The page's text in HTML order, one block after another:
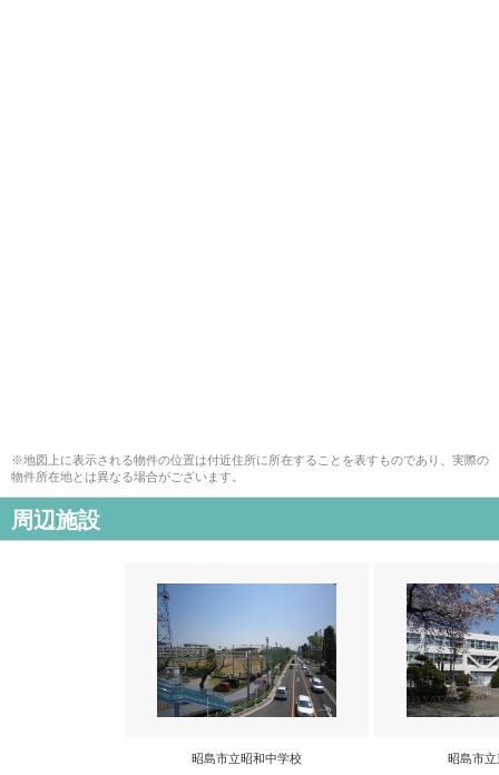
※地図上に表示される物件の位置は付近住所に所在することを表すものであり、実際の
物件所在地とは異なる場合がございます。
周辺施設
昭島市立昭和中学校 昭島市